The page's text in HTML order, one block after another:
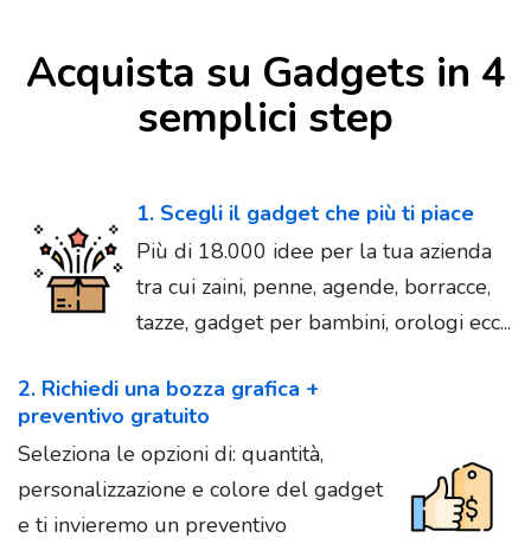
Acquista su Gadgets in 4
semplici step
1. Scegli il gadget che più ti piace
Più di 18.000 idee per la tua azienda
tra cui zaini, penne, agende, borracce,
tazze, gadget per bambini, orologi ecc...
2. Richiedi una bozza grafica +
preventivo gratuito
Seleziona le opzioni di: quantità,
personalizzazione e colore del gadget
e ti invieremo un preventivo